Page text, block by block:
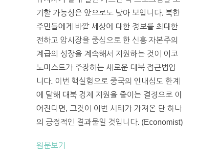
기할 가능성은 앞으로도 낮아 보입니다. 북한
주민들에게 바깥 세상에 대한 정보를 최대한
전하고 암시장을 중심으로 한 신흥 자본주의
계급의 성장을 계속해서 지원하는 것이 이코
노미스트가 주장하는 새로운 대북 접근법입
니다. 이번 핵실험으로 중국의 인내심도 한계
에 달해 대북 경제 지원을 줄이는 결정으로 이
어진다면, 그것이 이번 사태가 가져온 단 하나
의 긍정적인 결과물일 것입니다. (Economist)
원문보기